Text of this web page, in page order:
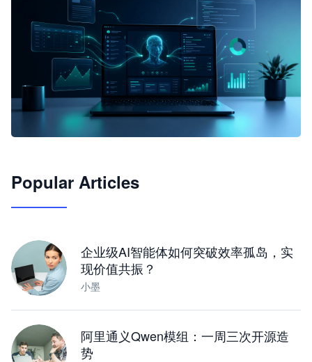
JimoClaw 桌面 AI Agent 工作台
Popular Articles
企业级AI智能体如何突破效率孤岛，实
现价值共振？
小墨
阿里通义Qwen模组：一周三次开源造
势